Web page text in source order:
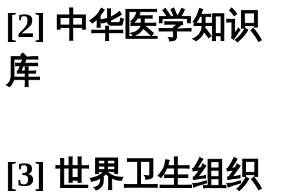
[2] 中华医学知识
库
[3] 世界卫生组织